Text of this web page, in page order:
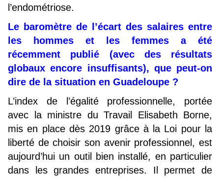
l’endométriose.
Le baromètre de l’écart des salaires entre
les hommes et les femmes a été
récemment publié (avec des résultats
globaux encore insuffisants), que peut-on
dire de la situation en Guadeloupe ?
L’index de l’égalité professionnelle, portée
avec la ministre du Travail Elisabeth Borne,
mis en place dès 2019 grâce à la Loi pour la
liberté de choisir son avenir professionnel, est
aujourd’hui un outil bien installé, en particulier
dans les grandes entreprises. Il permet de